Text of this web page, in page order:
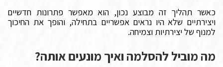
כאשר תהליך זה מבוצע נכון, הוא מאפשר פתרונות חדשיים
ויצירתיים שלא היו נראים אפשריים בתחילה, והופך את החיכוך
למנוף של יצירתיות וצמיחה.
מה מוביל להסלמה ואיך מונעים אותה?